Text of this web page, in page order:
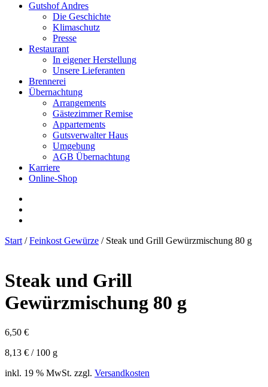
Gutshof Andres
Die Geschichte
Klimaschutz
Presse
Restaurant
In eigener Herstellung
Unsere Lieferanten
Brennerei
Übernachtung
Arrangements
Gästezimmer Remise
Appartements
Gutsverwalter Haus
Umgebung
AGB Übernachtung
Karriere
Online-Shop
Start /Feinkost Gewürze / Steak und Grill Gewürzmischung 80 g
Steak und Grill
Gewürzmischung 80 g
6,50 €
8,13 € / 100 g
inkl. 19 % MwSt. zzgl. Versandkosten